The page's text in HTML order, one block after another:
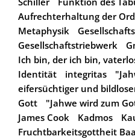
Aufrechterhaltung der
Metaphysik
Gesellschaftstriebwerk
Ich bin, der ich bin,
Identität
integritas
eifersüchtiger und
Gott
"Jahwe wird zum
James Cook
Kadmos
Fruchtbarkeitsgottheit